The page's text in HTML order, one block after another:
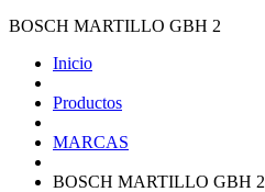
BOSCH MARTILLO GBH 2
Inicio
Productos
MARCAS
BOSCH MARTILLO GBH 2